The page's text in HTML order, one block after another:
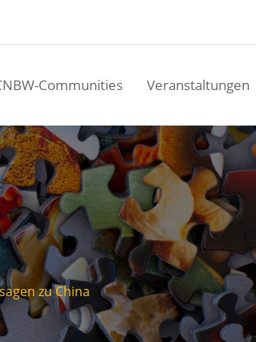
Communities Veranstaltungen
zu China